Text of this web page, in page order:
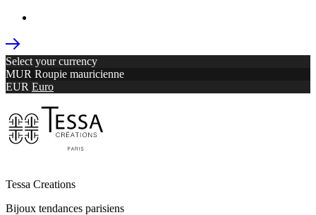
Select your currency
MUR Roupie mauricienne
EUR Euro
Tessa Creations
Bijoux tendances parisiens